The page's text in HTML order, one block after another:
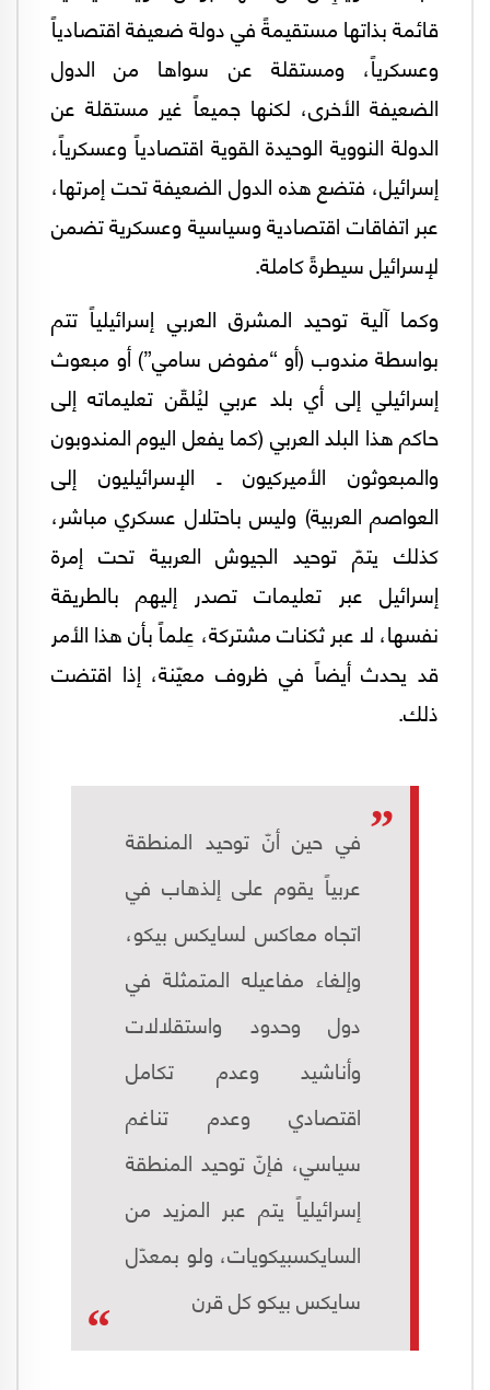
قائمة بذاتها مستقيمةً في دولة ضعيفة اقتصادياً
وعسكرياً، ومستقلة عن سواها من الدول
الضعيفة الأخرى، لكنها جميعاً غير مستقلة عن
الدولة النووية الوحيدة القوية اقتصادياً وعسكرياً،
إسرائيل، فتضع هذه الدول الضعيفة تحت إمرتها،
عبر اتفاقات اقتصادية وسياسية وعسكرية تضمن
لإسرائيل سيطرةً كاملة.
وكما آلية توحيد المشرق العربي إسرائيلياً تتم
بواسطة مندوب (أو “مفوض سامي”) أو مبعوث
إسرائيلي إلى أي بلد عربي ليُلقّن تعليماته إلى
حاكم هذا البلد العربي (كما يفعل اليوم المندوبون
والمبعوثون الأميركيون ـ الإسرائيليون إلى
العواصم العربية) وليس باحتلال عسكري مباشر،
كذلك يتمّ توحيد الجيوش العربية تحت إمرة
إسرائيل عبر تعليمات تصدر إليهم بالطريقة
نفسها، لا عبر ثكنات مشتركة، عِلماً بأن هذا الأمر
قد يحدث أيضاً في ظروف معيّنة، إذا اقتضت
ذلك.
في حين أنّ توحيد المنطقة
عربياً يقوم على إلذهاب في
اتجاه معاكس لسايكس بيكو،
وإلغاء مفاعيله المتمثلة في
دول وحدود واستقلالات
وأناشيد وعدم تكامل
اقتصادي وعدم تناغم
سياسي، فإنّ توحيد المنطقة
إسرائيلياً يتم عبر المزيد من
السايكسبيكويات، ولو بمعدّل
سايكس بيكو كل قرن